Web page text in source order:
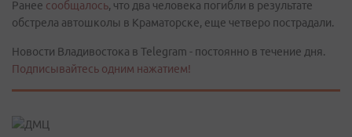
Ранее сообщалось, что два человека погибли в результате
обстрела автошколы в Краматорске, еще четверо пострадали.
Новости Владивостока в Telegram - постоянно в течение дня.
Подписывайтесь одним нажатием!